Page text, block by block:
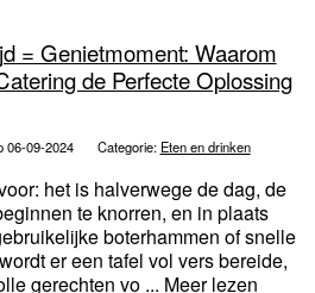
= Genietmoment: Waarom
de Perfecte Oplossing
06-09-2024 Categorie: Eten en drinken
het is halverwege de dag, de
te knorren, en in plaats
boterhammen of snelle
er een tafel vol vers bereide,
gerechten vo ... Meer lezen